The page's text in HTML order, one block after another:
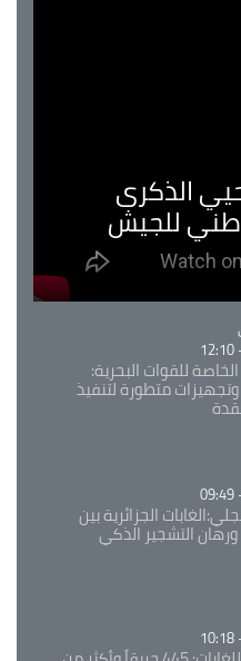
الذكرى
للجيش
للقوات البحرية:
متطورة لتنفيذ
الجزائرية بين
التشجير الذكي